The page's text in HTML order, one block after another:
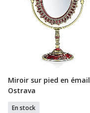
Ajouter Au Panier
Miroir sur pied en émail
Ostrava
En stock